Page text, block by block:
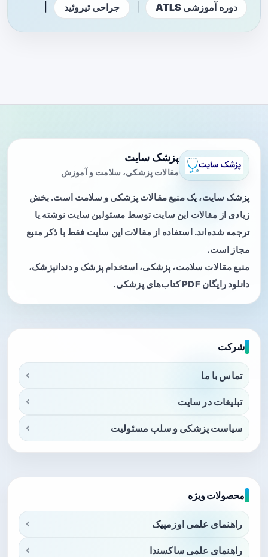
دوره آموزشی ATLS جراحی تیروئید
پزشک سایت
مقالات پزشکی، سلامت و آموزش
پزشک سایت، یک منبع مقالات پزشکی و سلامت است. بخش
زیادی از مقالات این سایت توسط مسئولین سایت نوشته یا
ترجمه شده‌اند. استفاده از مقالات این سایت فقط با ذکر منبع
مجاز است.
منبع مقالات سلامت، پزشکی، استخدام پزشک و دندانپزشک،
دانلود رایگان PDF کتاب‌های پزشکی.
شرکت
تماس با ما
تبلیغات در سایت
سیاست پزشکی و سلب مسئولیت
محصولات ویژه
راهنمای علمی اوزمپیک
راهنمای علمی ساکسندا